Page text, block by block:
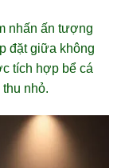
nhấn ấn tượng
đặt giữa không
tích hợp bể cá
nhỏ.